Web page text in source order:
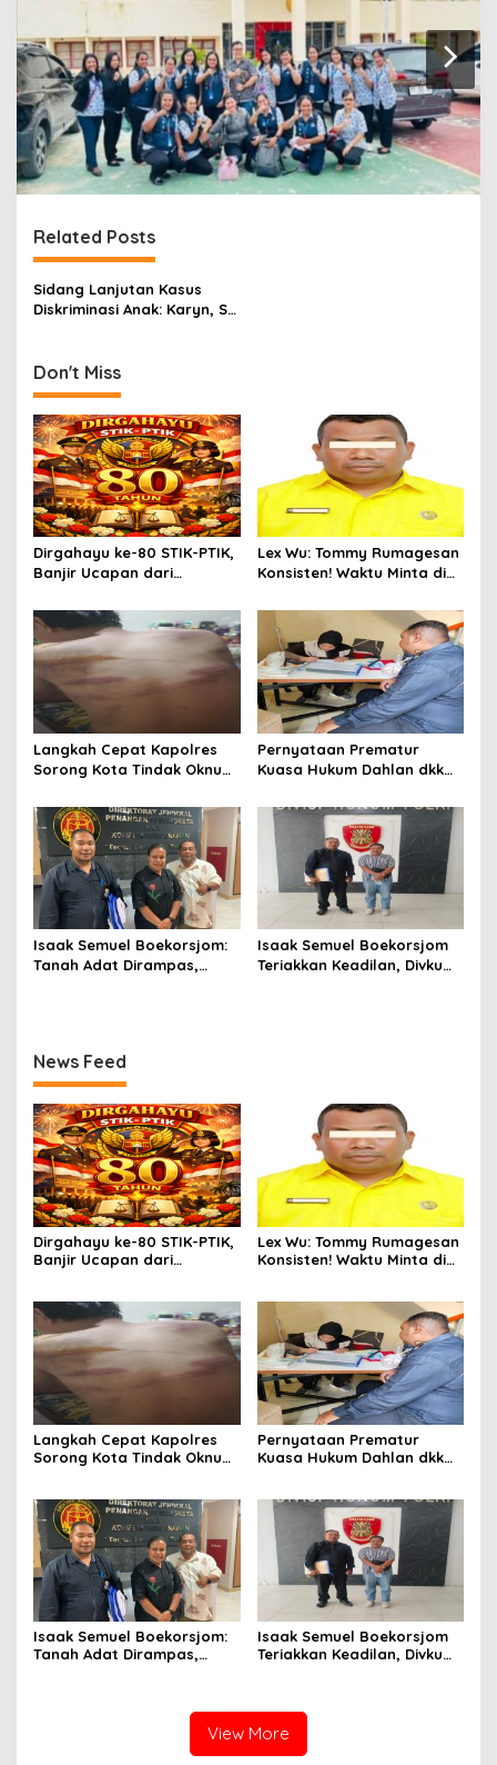
Related Posts
Sidang Lanjutan Kasus
Diskriminasi Anak: Karyn, SD
Belajar Siswa Demi
Kepentingan Yayasan
Don't Miss
Dirgahayu ke-80 STIK-PTIK,
Banjir Ucapan dari
Kapolda.
Lex Wu: Tommy Rumagesan
Konsisten! Waktu Minta di
Kuning, Waktu MenCoblos
Juga pakai Kaos Kuning.
Langkah Cepat Kapolres
Sorong Kota Tindak Oknum
Kekerasan Brutal Terhadap
Anak
Pernyataan Prematur
Kuasa Hukum Dahlan dkk
Putusan PK Isaak
Boekorsjom Belum
Dipublikasikan
Isaak Semuel Boekorsjom:
Tanah Adat Dirampas,
Isaak Semuel Boekorsjom
Teriakkan Keadilan, Divkum
News Feed
Dirgahayu ke-80 STIK-PTIK,
Banjir Ucapan dari
Lex Wu: Tommy Rumagesan
Konsisten! Waktu Minta di
Juga pakai Kaos Kuning.
Langkah Cepat Kapolres
Sorong Kota Tindak Oknum
Anak
Pernyataan Prematur
Kuasa Hukum Dahlan dkk
Boekorsjom Belum
Dipublikasikan
Isaak Semuel Boekorsjom:
Tanah Adat Dirampas,
Isaak Semuel Boekorsjom
Teriakkan Keadilan, Divkum
Hukum
View More